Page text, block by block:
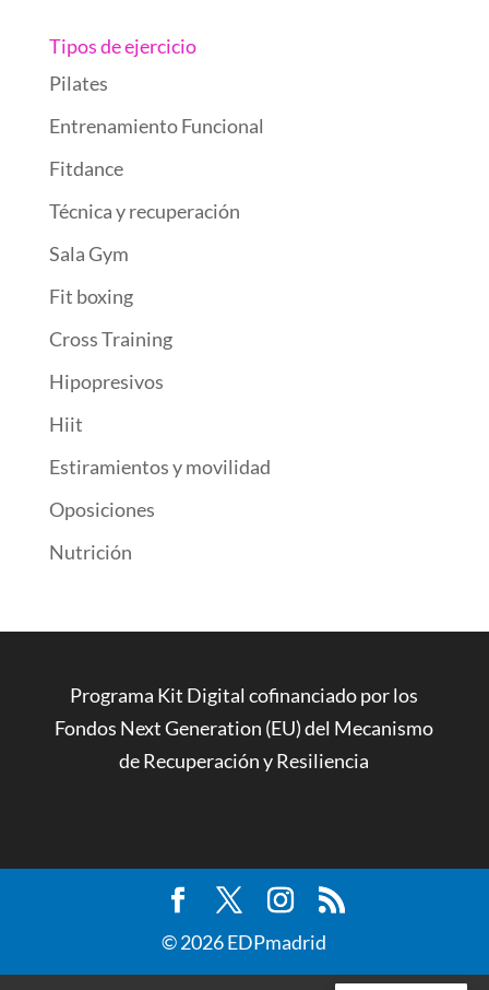
Tipos de ejercicio
Pilates
Entrenamiento Funcional
Fitdance
Técnica y recuperación
Sala Gym
Fit boxing
Cross Training
Hipopresivos
Hiit
Estiramientos y movilidad
Oposiciones
Nutrición
Programa Kit Digital cofinanciado por los
Fondos Next Generation (EU) del Mecanismo
de Recuperación y Resiliencia
© 2026 EDPmadrid